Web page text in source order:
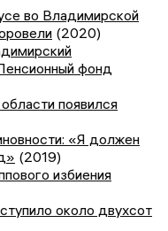
во Владимирской
(2020)
фонд
появился
«Я должен
(2019)
избиения
около двухсот